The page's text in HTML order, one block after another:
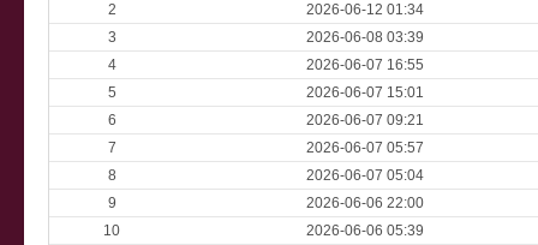
2
2026-06-12 01:34
3
2026-06-08 03:39
4
2026-06-07 16:55
5
2026-06-07 15:01
6
2026-06-07 09:21
7
2026-06-07 05:57
8
2026-06-07 05:04
9
2026-06-06 22:00
10
2026-06-06 05:39